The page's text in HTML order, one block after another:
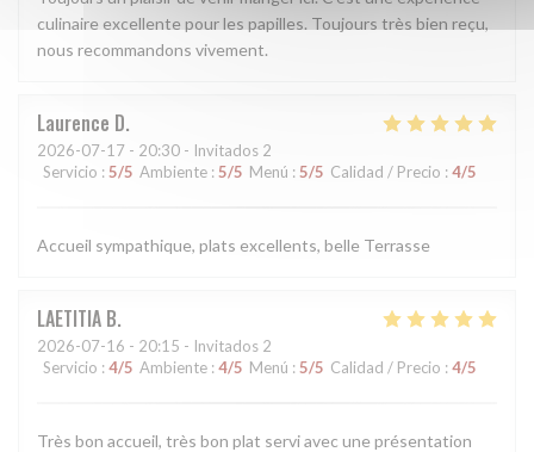
culinaire excellente pour les papilles. Toujours très bien reçu,
nous recommandons vivement.
Laurence D
2026-07-17 - 20:30 - Invitados 2
Servicio :5/5 Ambiente : 5/5 Menú : 5/5 Calidad / Precio : 4/5
Accueil sympathique, plats excellents, belle Terrasse
LAETITIA B
2026-07-16 - 20:15 - Invitados 2
Servicio : 4/5 Ambiente : 4/5 Menú : 5/5 Calidad / Precio : 4/5
Très bon accueil, très bon plat servi avec une présentation